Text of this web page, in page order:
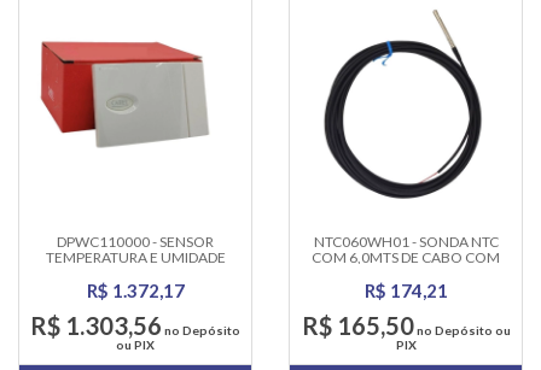
DPWC110000 - SENSOR
TEMPERATURA E UMIDADE
R$ 1.372,17
R$ 1.303,56 no Depósito
ou PIX
NTC060WH01 - SONDA NTC
COM 6,0MTS DE CABO COM
R$ 174,21
R$ 165,50no Depósito ou
PIX